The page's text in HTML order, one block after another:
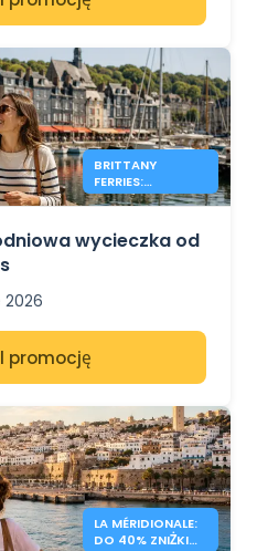
BRITTANY
FERRIES:
JEDNODNIOWE
ANGLII OD 41€
wycieczka od
2026
promocję
LA MÉRIDIONALE:
DO 40% ZNIŻKI